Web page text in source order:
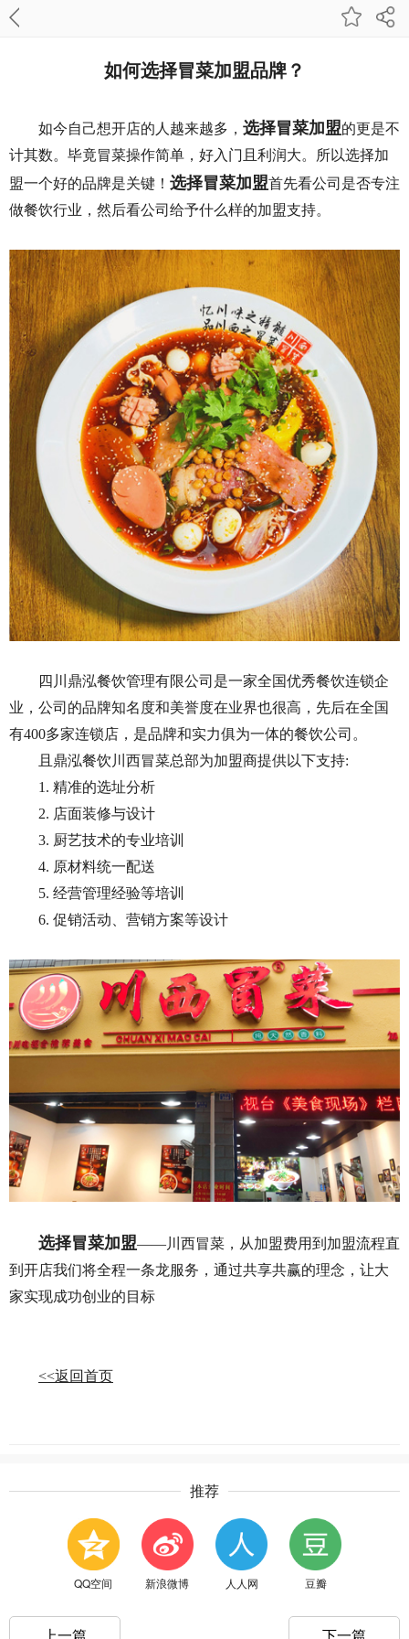
如何选择冒菜加盟品牌？
如今自己想开店的人越来越多， 选择冒菜加盟的更是不
计其数。毕竟冒菜操作简单，好入门且利润大。所以选择加
盟一个好的品牌是关键！ 选择冒菜加盟首先看公司是否专注
做餐饮行业，然后看公司给予什么样的加盟支持。
四川鼎泓餐饮管理有限公司是一家全国优秀餐饮连锁企
业，公司的品牌知名度和美誉度在业界也很高，先后在全国
有400多家连锁店，是品牌和实力俱为一体的餐饮公司。
且鼎泓餐饮川西冒菜总部为加盟商提供以下支持:
1. 精准的选址分析
2. 店面装修与设计
3. 厨艺技术的专业培训
4. 原材料统一配送
5. 经营管理经验等培训
6. 促销活动、营销方案等设计
选择冒菜加盟——川西冒菜，从加盟费用到加盟流程直
到开店我们将全程一条龙服务，通过共享共赢的理念，让大
家实现成功创业的目标
<<返回首页
推荐
QQ空间 新浪微博 人人网 豆瓣